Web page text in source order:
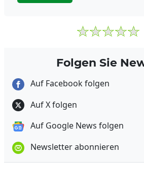
Folgen Sie
Auf Facebook folgen
Auf X folgen
Auf Google News folgen
Newsletter abonnieren